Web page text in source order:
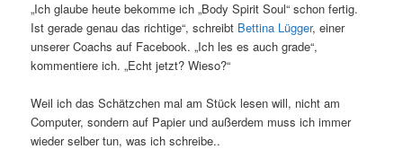
„Ich glaube heute bekomme ich „Body Spirit Soul“ schon fertig.
Ist gerade genau das richtige“, schreibt Bettina Lügger, einer
unserer Coachs auf Facebook. „Ich les es auch grade“,
kommentiere ich. „Echt jetzt? Wieso?“
Weil ich das Schätzchen mal am Stück lesen will, nicht am
Computer, sondern auf Papier und außerdem muss ich immer
wieder selber tun, was ich schreibe..